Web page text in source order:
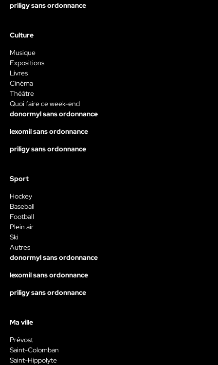
priligy sans ordonnance
Culture
Musique
Expositions
Livres
Cinéma
Théâtre
Quoi faire ce week-end
donormyl sans ordonnance
lexomil sans ordonnance
priligy sans ordonnance
Sport
Hockey
Baseball
Football
Plein air
Ski
Autres
donormyl sans ordonnance
lexomil sans ordonnance
priligy sans ordonnance
Ma ville
Prévost
Saint-Colomban
Saint-Hippolyte